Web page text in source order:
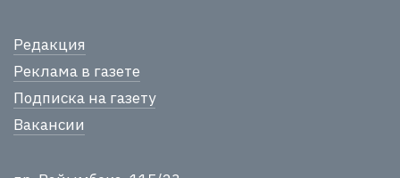
Редакция
Реклама в газете
Подписка на газету
Вакансии